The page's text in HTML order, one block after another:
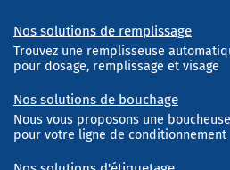
Nos solutions de remplissage
Trouvez une remplisseuse
pour dosage, remplissage et visage
Nos solutions de bouchage
Nous vous proposons une
pour votre ligne de conditionnement